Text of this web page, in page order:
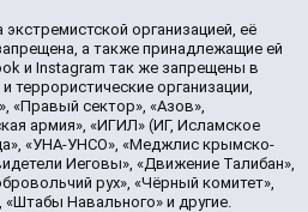
организацией, её
а также принадлежащие ей
и Instagram так же запрещены в
террористические организации,
«Правый сектор», «Азов»,
армия», «ИГИЛ» (ИГ, Исламское
«УНА-УНСО», «Меджлис крымско-
Иеговы», «Движение Талибан»,
рух», «Чёрный комитет»,
Навального» и другие.